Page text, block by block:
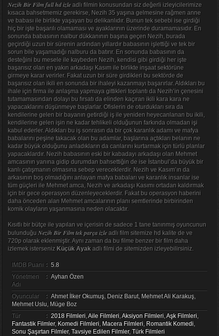
Nezih Bir Film full hd izleadlı filmin konusundan siz değerli izleyicilerimize
kısaca bahsetmemiz gerekirse, Nezih 35 yaşına gelmesine rağmen anne
ve babası ile birlikte yaşayan bu delikanlıdır. Bunun tek sebebi ise girdiği
hiç bir işte başarılı olamaması ve ayaklarının üzerinde duramamasıdır. En
sonunda babasının nalbur dükkanının başına geçen Nezih, burada
geçirdiği uzun bir sürenin ardından yıllardır babasının işlettiği ve tek bir
sorun bile yaşamadığı nalburu da batırır. En sonunda babasının da
desteğini bu mesele ile kaybeden Nezih, kendisi gibi girdiği her işte
başarısız olan en yakın arkadaşı Kasım ile birlikte inşaat sektörüne
girmeye karar verirler. Fakat uzun bir süre girdikleri bu sektörde de
başarısız olan ikili en sonunda bir ihaleyi kazanmayı başarırlar. Aldıkları bu
ihale için firma ile anlaşma yapmaya gittikleri toplantı da Nezih’in çenesini
tutamamasından dolayı bu fırsatı da elinden kaçıran ikili kara kara ne
yapacaklarını düşünmeye başlarlar. Ofislerin de oturdukları sıra da
kendilerine gelen bir bayanın getirdiği iş ile yeniden heyecanlanan bu ikili,
kendilerine gelen işin ne kadar tehlikeli olduğunun farkında olmadan işi
kabul ederler. Aldıkları bu iş sonrasın da bir çok karanlık adamı ve mafya
babalarını peşine takacak olan bu adamlar, başlarına açtıkları belanın ne
kadar büyük olduğunu anladıkların da canlarını kurtarmak için türlü planlar
yapacaklardır. Nezih babasının eski bir kabadayı arkadaşı olan Mehmet
amcasının yanına gidip durumdan bahsettiğin de ise İstanbul’da büyük bir
kanlı çatışmanın olmasına sebep vereceklerdir. Nezih ve Kasım’ın da
arkasının boş olmadığını anlayan mafya babaları ve karanlık insanlar ise
tüm güçleri ile Mehmet amca, Nezih ve arkadaşı Kasımı ortadan kaldırmak
için bir gece operasyon düzenleyeceklerdir. Fakat bu operasyon haberini
daha önceden alan Mehmet amcalarının planı semtlerinde birbirinden
komik olayların yaşanmasına neden olacaktır.
Kısıtlı bir bütçe ile yapılan ve içerisin de sadece 1 tane tanınmış oyuncunun
bulunduğu Nezih Bir Film tek parça izleadlı film sitemize hd kalite de ve
720p olarak eklenmiştir. Aynı zaman da bu filme benzer bir film daha
izlemek isterseniz Küçük Ayakadlı filmi de sitemizden izleyebilirsiniz.
IMDB Puanı : 5.8
Yönetmen
Adı
: Ayhan Özen
Oyuncular : Ahmet İlker Okumuş, Deniz Barut, Mehmet Ali Karakuş,
Mehmet Uslu, Müge Boz
Tür
: 2018 Filmleri,Aile Filmleri,Aksiyon Filmleri,Aşk Filmleri,
Fantastik Filmler, Komedi Filmleri, Macera Filmleri, Romantik Komedi,
Sonu Şaşırtan Filmler, Tavsiye Edilen Filmler, Türk Filmleri